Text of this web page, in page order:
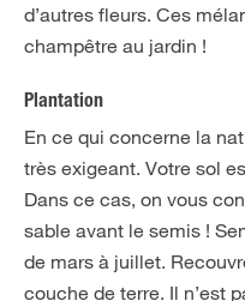
d’autres fleurs. Ces
champêtre au jardin !
Plantation
En ce qui concerne la
très exigeant. Votre sol
Dans ce cas, on vous
sable avant le semis !
de mars à juillet.
couche de terre. Il n’est